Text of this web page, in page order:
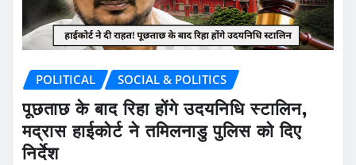
POLITICAL SOCIAL & POLITICS
पूछताछ के बाद रिहा होंगे उदयनिधि स्टालिन,
मद्रास हाईकोर्ट ने तमिलनाडु पुलिस को दिए
निर्देश